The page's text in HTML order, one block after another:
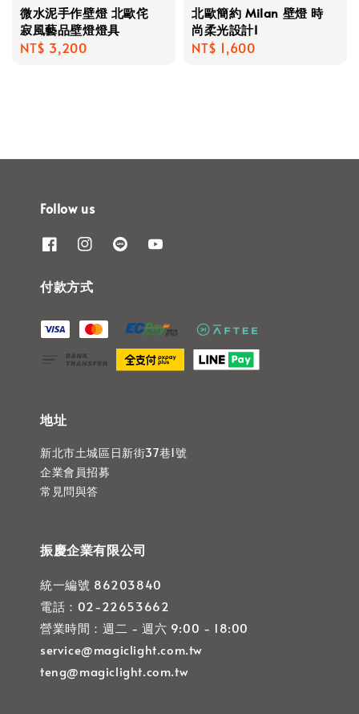
微水泥手作壁燈 北歐侘
寂風藝品壁燈燈具
Regular
NT$ 3,200
北歐簡約 Milan 壁燈 時
尚柔光設計I
Regular
NT$ 1,600
Follow us
付款方式
地址
新北市土城區日新街37巷1號
企業會員招募
常見問與答
振慶企業有限公司
統一編號 86203840
電話：02-22653662
營業時間：週二 - 週六 9:00 - 18:00
service@magiclight.com.tw
teng@magiclight.com.tw